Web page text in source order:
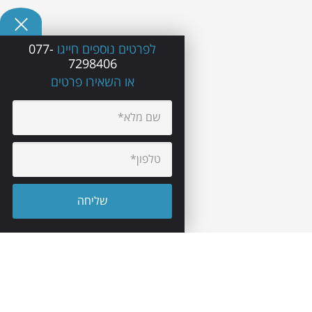
לפרטים נוספים חייגו 077-
7298406
או השאירו פרטים